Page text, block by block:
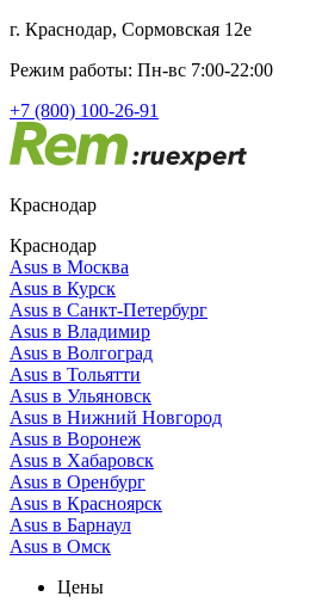
г. Краснодар, Сормовская 12е
Режим работы: Пн-вс 7:00-22:00
+7 (800) 100-26-91
Краснодар
Краснодар
Asus в Москва
Asus в Курск
Asus в Санкт-Петербург
Asus в Владимир
Asus в Волгоград
Asus в Тольятти
Asus в Ульяновск
Asus в Нижний Новгород
Asus в Воронеж
Asus в Хабаровск
Asus в Оренбург
Asus в Красноярск
Asus в Барнаул
Asus в Омск
Цены